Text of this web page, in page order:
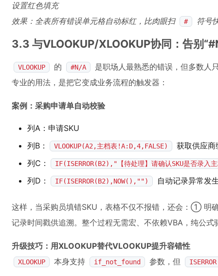
设置红色填充
效果：全表所有错误单元格自动标红，比肉眼扫
# 符号
3.3 与VLOOKUP/XLOOKUP协同：告别
VLOOKUP 的 #N/A
是职场人最熟悉的错误，但多数人
专业的用法，是把它变成业务流程的触发器：
案例：采购申请单自动校验
列A：申请SKU
列B：
VLOOKUP(A2,主档表!A:D,4,FALSE)
获取供应商
列C：
IF(ISERROR(B2),"【待处理】请确认SKU是否录入
列D： IF(ISERROR(B2),NOW(),"") 自动记录异常发
这样，当采购员填错SKU，表格不仅不报错，还会：①
记录时间戳供追溯。整个过程无需宏、不依赖VBA，纯公式
升级技巧：用XLOOKUP替代VLOOKUP提升容错性
XLOOKUP 本身支持 if_not_found 参数，但